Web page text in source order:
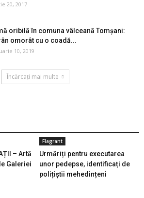
20, 2017
oribilă în comuna vâlceană Tomșani:
omorât cu o coadă...
10, 2019
Încărcați mai multe
– Artă
Galeriei
Flagrant
Urmăriți pentru executarea
unor pedepse, identificați de
polițiștii mehedințeni